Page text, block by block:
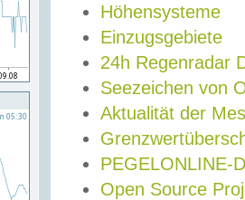
Höhensysteme
Einzugsgebiete
24h Regenradar
Seezeichen von
Aktualität der
PEGELONLINE-
Open Source